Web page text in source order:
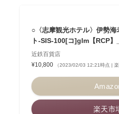
○〈志摩観光ホテル〉伊勢
ト-SIS-100[コ]glm【RCP
近鉄百貨店
¥10,800
（2023/02/03 12:21時点 | 楽
楽天市